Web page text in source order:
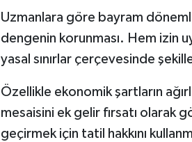
Uzmanlara göre bayram
dengenin korunması. Hem izin
yasal sınırlar çerçevesinde
Özellikle ekonomik şartların
mesaisini ek gelir fırsatı olarak
geçirmek için tatil hakkını